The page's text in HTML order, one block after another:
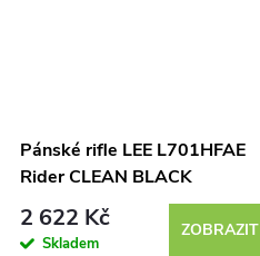
Pánské rifle LEE L701HFAE
Rider CLEAN BLACK
2 622 Kč
Skladem
ZOBRAZIT